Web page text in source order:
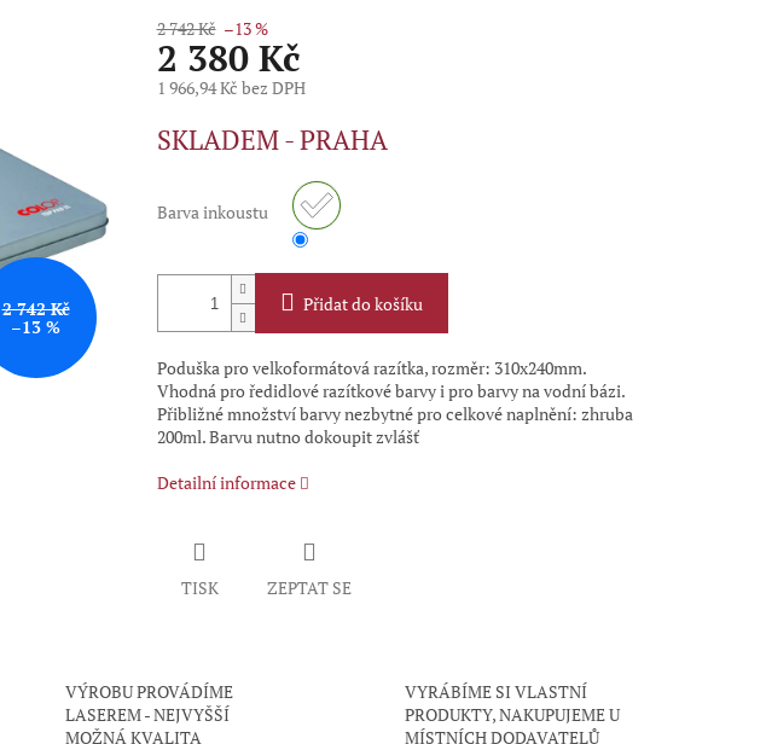
2 742 Kč
–13 %
2 742 Kč –13 %
2 380 Kč
1 966,94 Kč bez DPH
cena:
SKLADEM - PRAHA
Barva inkoustu
Přidat do košíku
Poduška pro velkoformátová razítka, rozměr: 310x240mm.
Vhodná pro ředidlové razítkové barvy i pro barvy na vodní bázi.
Přibližné množství barvy nezbytné pro celkové naplnění: zhruba
200ml. Barvu nutno dokoupit zvlášť
Detailní informace
TISK ZEPTAT SE
VÝROBU PROVÁDÍME
LASEREM - NEJVYŠŠÍ
MOŽNÁ KVALITA
VYRÁBÍME SI VLASTNÍ
PRODUKTY, NAKUPUJEME U
MÍSTNÍCH DODAVATELŮ